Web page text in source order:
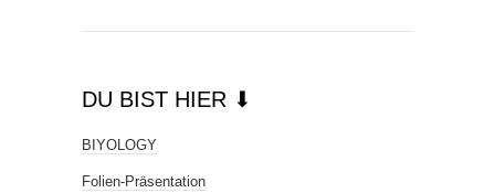
DU BIST HIER ⬇
BIYOLOGY
Folien-Präsentation